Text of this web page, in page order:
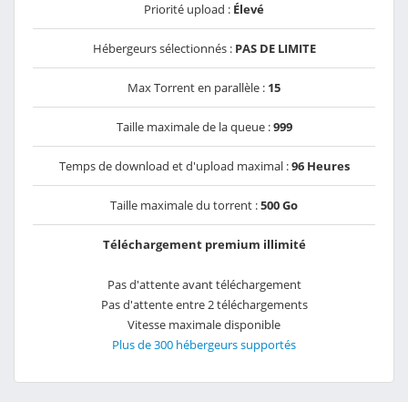
Priorité upload : Élevé
Hébergeurs sélectionnés : PAS DE LIMITE
Max Torrent en parallèle : 15
Taille maximale de la queue :999
Temps de download et d'upload maximal :96 Heures
Taille maximale du torrent :500 Go
Téléchargement premium illimité
Pas d'attente avant téléchargement
Pas d'attente entre 2 téléchargements
Vitesse maximale disponible
Plus de 300 hébergeurs supportés